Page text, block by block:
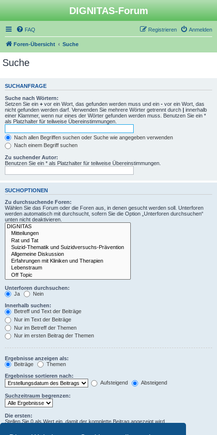
DIGNITAS-Forum
FAQ Anmelden
Registrieren
Foren-Übersicht Suche
Suche
SUCHANFRAGE
Suche nach Wörtern:
Setzen Sie ein + vor ein Wort, das gefunden werden muss und ein - vor ein Wort, das
nicht gefunden werden darf. Verwenden Sie mehrere Wörter getrennt durch | innerhalb
einer Klammer, wenn nur eines der Wörter gefunden werden muss. Benutzen Sie ein *
als Platzhalter für teilweise Übereinstimmungen.
Nach allen Begriffen suchen oder Suche wie angegeben verwenden
Nach einem Begriff suchen
Zu suchender Autor:
Benutzen Sie ein * als Platzhalter für teilweise Übereinstimmungen.
SUCHOPTIONEN
Zu durchsuchende Foren:
Wählen Sie das Forum oder die Foren aus, in denen gesucht werden soll. Unterforen
werden automatisch mit durchsucht, sofern Sie die Option „Unterforen durchsuchen“
unten nicht deaktivieren.
Unterforen durchsuchen:
Ja
Nein
Innerhalb suchen:
Betreff und Text der Beiträge
Nur im Text der Beiträge
Nur im Betreff der Themen
Nur im ersten Beitrag der Themen
Ergebnisse anzeigen als:
Beiträge
Themen
Ergebnisse sortieren nach:
Aufsteigend
Absteigend
Suchzeitraum begrenzen:
Die ersten:
Stellen Sie 0 als Wert ein, damit der komplette Beitrag angezeigt wird.